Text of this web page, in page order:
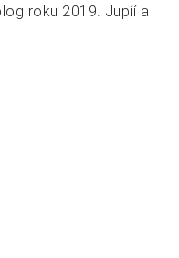
roku 2019. Jupíí a